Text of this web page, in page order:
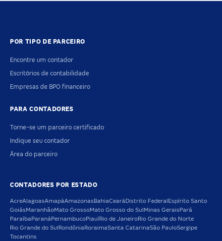
POR TIPO DE PARCEIRO
Encontre um contador
Escritórios de contabilidade
Empresas de BPO financeiro
PARA CONTADORES
Torne-se um parceiro certificado
Indique seu contador
Área do parceiro
CONTADORES POR ESTADO
AcreAlagoasAmapáAmazonas BahiaCeará Distrito Federal Espírito Santo
GoiásMaranhãoMato GrossoMato Grosso do Sul Minas Gerais Pará
Paraíba Paraná PernambucoPiauíRio de JaneiroRio Grande do Norte
Rio Grande do Sul Rondônia RoraimaSanta CatarinaSão PauloSergipe
Tocantins